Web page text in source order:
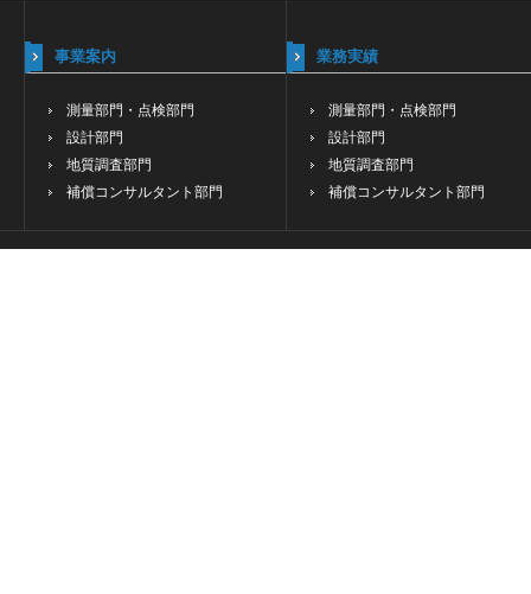
事業案内
測量部門・点検部門
設計部門
地質調査部門
補償コンサルタント部門
業務実績
測量部門・点検部門
設計部門
地質調査部門
補償コンサルタント部門